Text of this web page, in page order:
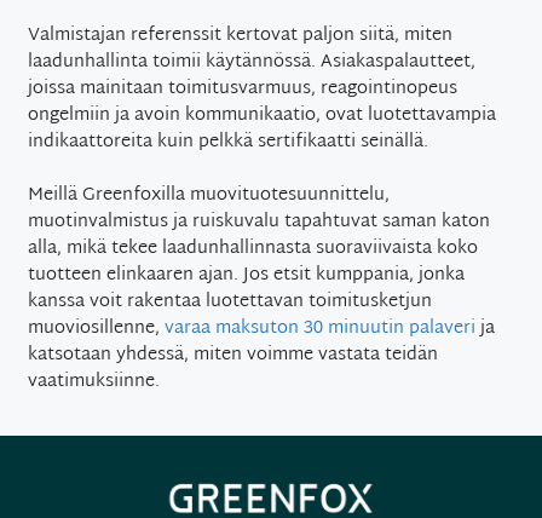
Valmistajan referenssit kertovat paljon siitä, miten
laadunhallinta toimii käytännössä. Asiakaspalautteet,
joissa mainitaan toimitusvarmuus, reagointinopeus
ongelmiin ja avoin kommunikaatio, ovat luotettavampia
indikaattoreita kuin pelkkä sertifikaatti seinällä.
Meillä Greenfoxilla muovituotesuunnittelu,
muotinvalmistus ja ruiskuvalu tapahtuvat saman katon
alla, mikä tekee laadunhallinnasta suoraviivaista koko
tuotteen elinkaaren ajan. Jos etsit kumppania, jonka
kanssa voit rakentaa luotettavan toimitusketjun
muoviosillenne,varaa maksuton 30 minuutin palaverija
katsotaan yhdessä, miten voimme vastata teidän
vaatimuksiinne.